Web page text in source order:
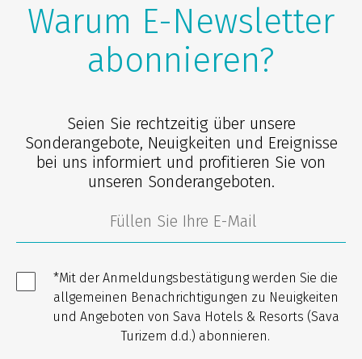
Warum E-Newsletter
abonnieren?
Seien Sie rechtzeitig über unsere
Sonderangebote, Neuigkeiten und Ereignisse
bei uns informiert und profitieren Sie von
unseren Sonderangeboten.
*Mit der Anmeldungsbestätigung werden Sie die
allgemeinen Benachrichtigungen zu Neuigkeiten
und Angeboten von Sava Hotels & Resorts (Sava
Turizem d.d.) abonnieren.